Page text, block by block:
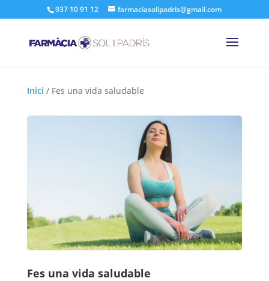
937 10 91 12 farmaciasolipadris@gmail.com
Inici / Fes una vida saludable
Fes una vida saludable